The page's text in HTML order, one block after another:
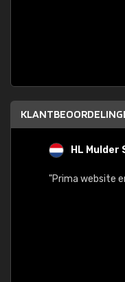
HL Mulder
"Prima website